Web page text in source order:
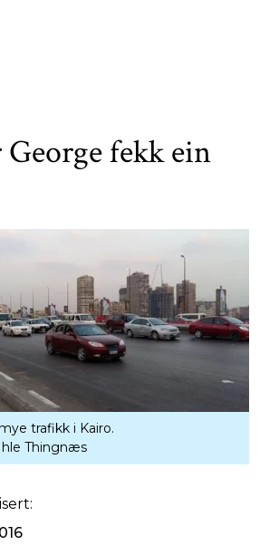
fekk ein
trafikk i Kairo.
Thingnæs